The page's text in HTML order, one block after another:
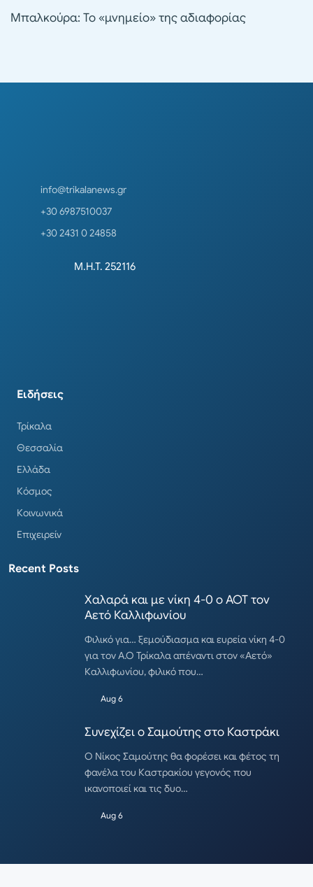
Μπαλκούρα: Το «μνημείο» της αδιαφορίας
info@trikalanews.gr
+30 6987510037
+30 2431 0 24858
Μ.Η.Τ. 252116
Ειδήσεις
Τρίκαλα
Θεσσαλία
Ελλάδα
Κόσμος
Κοινωνικά
Επιχειρείν
Recent Posts
Χαλαρά και με νίκη 4-0 ο ΑΟΤ τον
Αετό Καλλιφωνίου
Φιλικό για… ξεμούδιασμα και ευρεία νίκη 4-0
για τον Α.Ο Τρίκαλα απέναντι στον «Αετό»
Καλλιφωνίου, φιλικό που…
Aug 6
Συνεχίζει ο Σαμούτης στο Καστράκι
Ο Νίκος Σαμούτης θα φορέσει και φέτος τη
φανέλα του Καστρακίου γεγονός που
ικανοποιεί και τις δυο…
Aug 6